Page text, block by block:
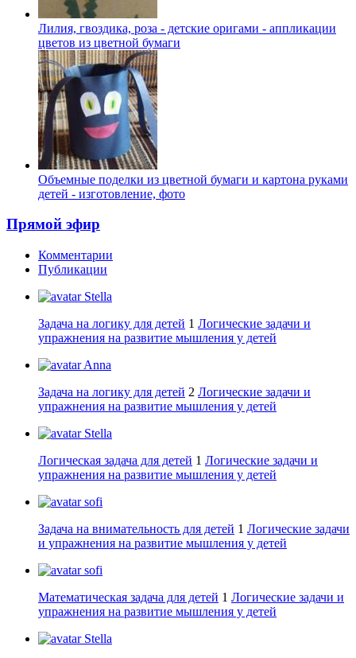
Лилия, гвоздика, роза - детские оригами - аппликации
цветов из цветной бумаги
Объемные поделки из цветной бумаги и картона руками
детей - изготовление, фото
Прямой эфир
Комментарии
Публикации
Stella
Задача на логику для детей 1 Логические задачи и
упражнения на развитие мышления у детей
Anna
Задача на логику для детей 2 Логические задачи и
упражнения на развитие мышления у детей
Stella
Логическая задача для детей 1 Логические задачи и
упражнения на развитие мышления у детей
sofi
Задача на внимательность для детей 1 Логические задачи
и упражнения на развитие мышления у детей
sofi
Математическая задача для детей 1 Логические задачи и
упражнения на развитие мышления у детей
Stella